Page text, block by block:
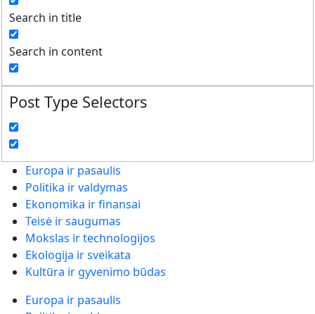
Search in title
Search in content
Post Type Selectors
Europa ir pasaulis
Politika ir valdymas
Ekonomika ir finansai
Teisė ir saugumas
Mokslas ir technologijos
Ekologija ir sveikata
Kultūra ir gyvenimo būdas
Europa ir pasaulis